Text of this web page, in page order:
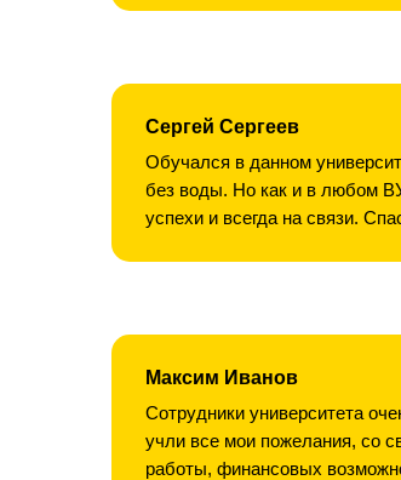
Сергей Сергеев
Обучался в данном
без воды. Но как и в любом
успехи и всегда на связи.
Максим Иванов
Сотрудники университета
учли все мои пожелания, со
работы, финансовых